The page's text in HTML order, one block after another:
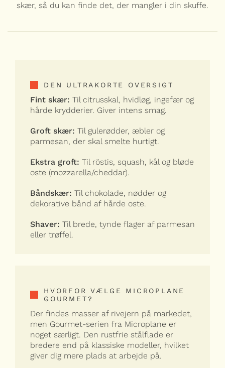
skær, så du kan finde det, der mangler i din skuffe.
DEN ULTRAKORTE OVERSIGT
Fint skær: Til citrusskal, hvidløg, ingefær og
hårde krydderier. Giver intens smag.
Groft skær: Til gulerødder, æbler og
parmesan, der skal smelte hurtigt.
Ekstra groft: Til röstis, squash, kål og bløde
oste (mozzarella/cheddar).
Båndskær: Til chokolade, nødder og
dekorative bånd af hårde oste.
Shaver: Til brede, tynde flager af parmesan
eller trøffel.
HVORFOR VÆLGE MICROPLANE
GOURMET?
Der findes masser af rivejern på markedet,
men Gourmet-serien fra Microplane er
noget særligt. Den rustfrie stålflade er
bredere end på klassiske modeller, hvilket
giver dig mere plads at arbejde på.